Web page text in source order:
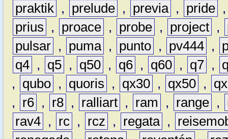
praktik , prelude , previa , pride
prius
, proace , probe , project ,
pulsar , puma , punto , pv444 ,
q4 , q5 , q50 , q6 , q60 , q7 ,
,
qubo , quoris , qx30 , qx50 ,
,
r6 , r8 , ralliart , ram , range ,
rav4 , rc , rcz , regata ,